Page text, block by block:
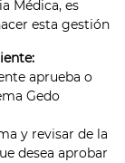
Médica, es
esta gestión
aprueba o
Gedo
y revisar de la
desea aprobar